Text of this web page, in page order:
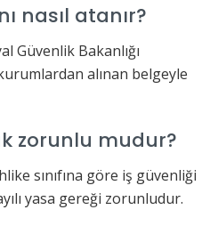
nasıl atanır?
Güvenlik Bakanlığı
alınan belgeyle
zorunlu mudur?
sınıfına göre iş güvenliği
yasa gereği zorunludur.